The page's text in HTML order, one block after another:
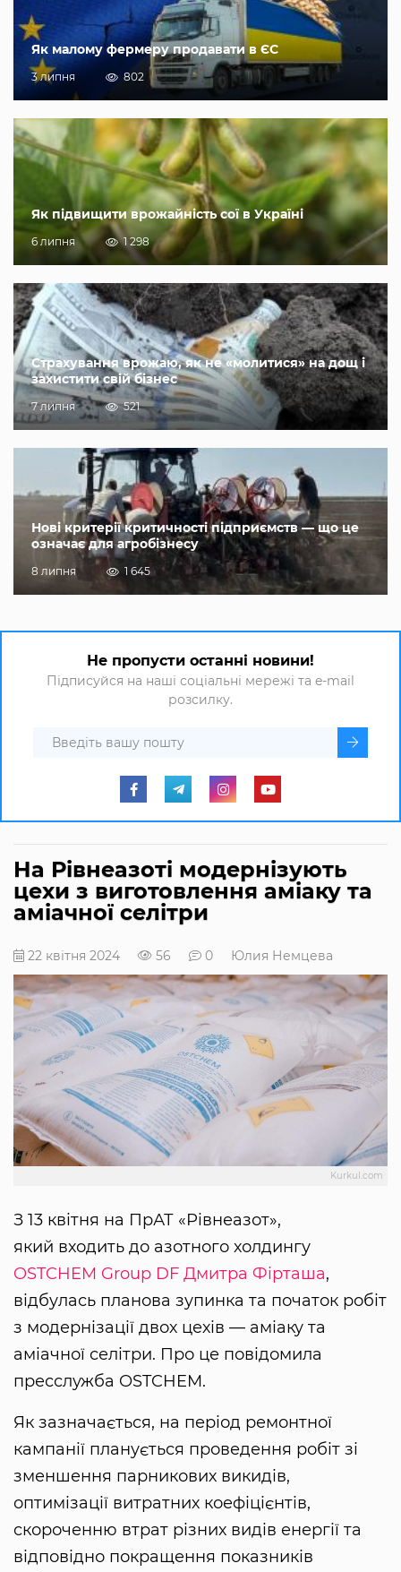
Як малому фермеру продавати в ЄС
3 липня 802
Як підвищити врожайність сої в Україні
6 липня 1 298
Страхування врожаю, як не «молитися» на дощ і
захистити свій бізнес
7 липня 521
Нові критерії критичності підприємств — що це
означає для агробізнесу
8 липня 1 645
Не пропусти останні новини!
Підписуйся на наші соціальні мережі та e-mail
розсилку.
На Рівнеазоті модернізують
цехи з виготовлення аміаку та
аміачної селітри
22 квітня 2024 56 0 Юлия Немцева
Kurkul.com
З 13 квітня на ПрАТ «Рівнеазот»,
який входить до азотного холдингу
OSTCHEM Group DF Дмитра Фірташа,
відбулась планова зупинка та початок робіт
з модернізації двох цехів — аміаку та
аміачної селітри. Про це повідомила
пресслужба OSTCHEM.
Як зазначається, на період ремонтної
кампанії планується проведення робіт зі
зменшення парникових викидів,
оптимізації витратних коефіцієнтів,
скороченню втрат різних видів енергії та
відповідно покращення показників